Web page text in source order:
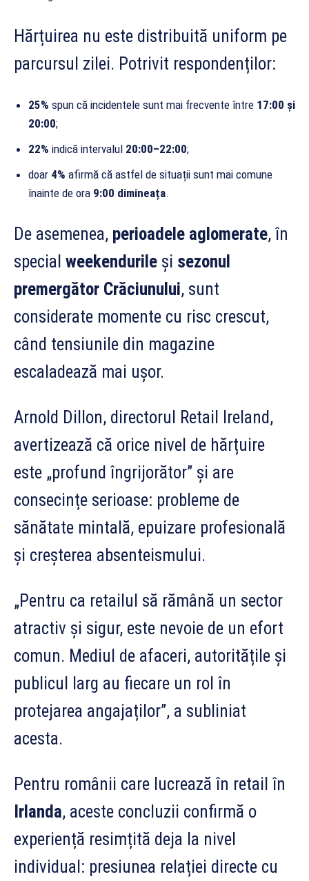
Hărțuirea nu este distribuită uniform pe
parcursul zilei. Potrivit respondenților:
25% spun că incidentele sunt mai frecvente între 17:00 și
20:00;
22% indică intervalul 20:00–22:00;
doar 4% afirmă că astfel de situații sunt mai comune
înainte de ora 9:00 dimineața.
De asemenea, perioadele aglomerate, în
special weekendurile și sezonul
premergător Crăciunului, sunt
considerate momente cu risc crescut,
când tensiunile din magazine
escaladează mai ușor.
Arnold Dillon, directorul Retail Ireland,
avertizează că orice nivel de hărțuire
este „profund îngrijorător” și are
consecințe serioase: probleme de
sănătate mintală, epuizare profesională
și creșterea absenteismului.
„Pentru ca retailul să rămână un sector
atractiv și sigur, este nevoie de un efort
comun. Mediul de afaceri, autoritățile și
publicul larg au fiecare un rol în
protejarea angajaților”, a subliniat
acesta.
Pentru românii care lucrează în retail în
Irlanda, aceste concluzii confirmă o
experiență resimțită deja la nivel
individual: presiunea relației directe cu